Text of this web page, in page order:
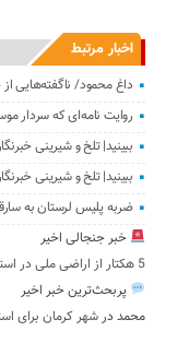
اخبار مرتبط
داغ محمود/ ناگفته‌هایی
روایت نامه‌ای که سردار
ببینید| تلخ و شیرینی
ببینید| تلخ و شیرینی
ضربه پلیس لرستان به
خبر جنجالی اخیر
5 هکتار از اراضی ملی در استان یز‌د آزادسازی شد
پربحث‌ترین خبر اخیر
محمد درشهر کرمان برای